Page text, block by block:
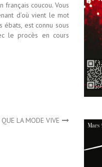
coucou. Vous
d’où vient le mot
est connu sous
le procès en cours
LA MODE VIVE